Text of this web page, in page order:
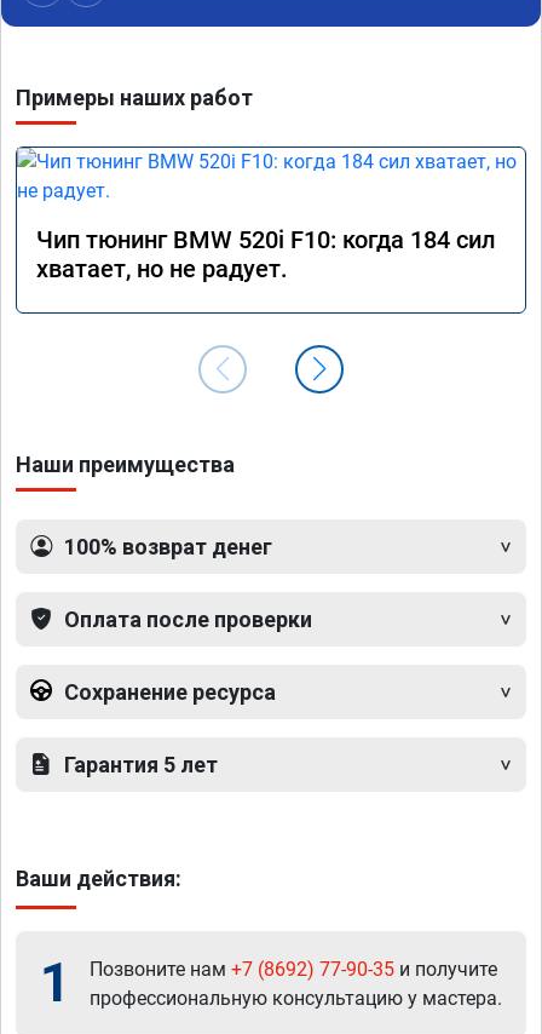
Примеры наших работ
Чип тюнинг BMW 520i F10: когда 184 сил
хватает, но не радует.
Наши преимущества
100% возврат денег
Оплата после проверки
Сохранение ресурса
Гарантия 5 лет
Ваши действия:
1 Позвоните нам +7 (8692) 77-90-35 и получите
профессиональную консультацию у мастера.